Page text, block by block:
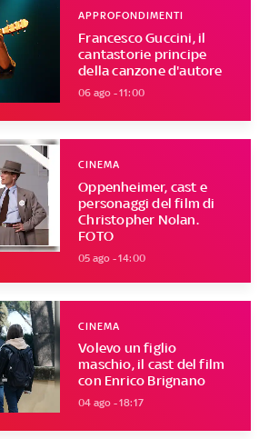
Francesco Guccini, il
cantastorie principe
della canzone d'autore
APPROFONDIMENTI
06 ago - 11:00
Oppenheimer, cast e
personaggi del film di
Christopher Nolan.
FOTO
CINEMA
05 ago - 14:00
Volevo un figlio
maschio, il cast del film
con Enrico Brignano
CINEMA
04 ago - 18:17